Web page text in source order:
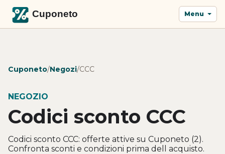
Menu
Cuponeto/Negozi/CCC
NEGOZIO
Codici sconto CCC
Codici sconto CCC: offerte attive su Cuponeto (2).
Confronta sconti e condizioni prima dell acquisto.